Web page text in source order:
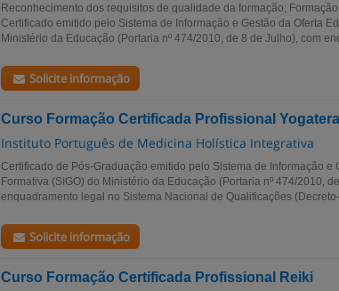
Reconhecimento dos requisitos de qualidade da formação;
Certificado emitido pelo Sistema de Informação e Gestão da Oferta
Ministério da Educação (Portaria nº 474/2010, de 8 de Julho), com
Solicite informação
Curso Formação Certificada Profissional
Instituto Português de Medicina Holística Integrativa
Certificado de Pós-Graduação emitido pelo Sistema de Informação e
Formativa (SIGO) do Ministério da Educação (Portaria nº 474/2010,
enquadramento legal no Sistema Nacional de Qualificações
Solicite informação
Curso Formação Certificada Profissional Reiki